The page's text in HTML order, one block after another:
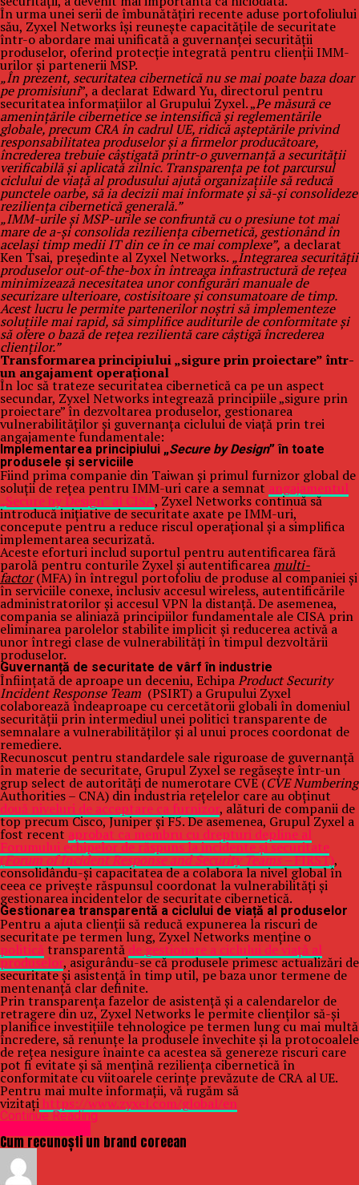
În urma unei serii de îmbunătățiri recente aduse portofoliului
său, Zyxel Networks își reunește capacitățile de securitate
într-o abordare mai unificată a guvernanței securității
produselor, oferind protecție integrată pentru clienții IMM-
urilor și partenerii MSP.
„În prezent, securitatea cibernetică nu se mai poate baza doar
pe promisiuni”, a declarat Edward Yu, directorul pentru
securitatea informațiilor al Grupului Zyxel. „Pe măsură ce
amenințările cibernetice se intensifică și reglementările
globale, precum CRA în cadrul UE, ridică așteptările privind
responsabilitatea produselor și a firmelor producătoare,
încrederea trebuie câștigată printr-o guvernanță a securității
verificabilă și aplicată zilnic. Transparența pe tot parcursul
ciclului de viață al produsului ajută organizațiile să reducă
punctele oarbe, să ia decizii mai informate și să-și consolideze
reziliența cibernetică generală.”
„IMM-urile și MSP-urile se confruntă cu o presiune tot mai
mare de a-și consolida reziliența cibernetică, gestionând în
același timp medii IT din ce în ce mai complexe”, a declarat
Ken Tsai, președinte al Zyxel Networks. „Integrarea securității
produselor out-of-the-box în întreaga infrastructură de rețea
minimizează necesitatea unor configurări manuale de
securizare ulterioare, costisitoare și consumatoare de timp.
Acest lucru le permite partenerilor noștri să implementeze
soluțiile mai rapid, să simplifice auditurile de conformitate și
să ofere o bază de rețea rezilientă care câștigă încrederea
clienților.”
Transformarea principiului „sigure prin proiectare” într-
un angajament operațional
În loc să trateze securitatea cibernetică ca pe un aspect
secundar, Zyxel Networks integrează principiile „sigure prin
proiectare” în dezvoltarea produselor, gestionarea
vulnerabilităților și guvernanța ciclului de viață prin trei
angajamente fundamentale:
Implementarea principiului „Secure by Design” în toate
produsele și serviciile
Fiind prima companie din Taiwan și primul furnizor global de
soluții de rețea pentru IMM-uri care a semnat angajamentul
„Secure by Design” al CISA, Zyxel Networks continuă să
introducă inițiative de securitate axate pe IMM-uri,
concepute pentru a reduce riscul operațional și a simplifica
implementarea securizată.
Aceste eforturi includ suportul pentru autentificarea fără
parolă pentru conturile Zyxel și autentificareamulti-
factor(MFA) în întregul portofoliu de produse al companiei și
în serviciile conexe, inclusiv accesul wireless, autentificările
administratorilor și accesul VPN la distanță. De asemenea,
compania se aliniază principiilor fundamentale ale CISA prin
eliminarea parolelor stabilite implicit și reducerea activă a
unor întregi clase de vulnerabilități în timpul dezvoltării
produselor.
Guvernanță de securitate de vârf în industrie
Înființată de aproape un deceniu, EchipaProduct Security
Incident Response Team (PSIRT) a Grupului Zyxel
colaborează îndeaproape cu cercetătorii globali în domeniul
securității prin intermediul unei politici transparente de
semnalare a vulnerabilităților și al unui proces coordonat de
remediere.
Recunoscut pentru standardele sale riguroase de guvernanță
în materie de securitate, Grupul Zyxel se regăsește într-un
grup select de autorități de numerotare CVE (CVE Numbering
Authorities – CNA) din industria rețelelor care au obținut
două niveluri de acceptare ca furnizor, alături de companii de
top precum Cisco, Juniper și F5. De asemenea, Grupul Zyxel a
fost recent aprobat ca membru cu drepturi depline al
Forumului echipelor de răspuns la incidente și securitate
(Forum of Incident Response and Security Teams –FIRST),
consolidându-și capacitatea de a colabora la nivel global în
ceea ce privește răspunsul coordonat la vulnerabilități și
gestionarea incidentelor de securitate cibernetică.
Gestionarea transparentă a ciclului de viață al produselor
Pentru a ajuta clienții să reducă expunerea la riscuri de
securitate pe termen lung, Zyxel Networks menține o
politică transparentă de gestionare a ciclului de viață al
produselor, asigurându-se că produsele primesc actualizări de
securitate și asistență în timp util, pe baza unor termene de
mentenanță clar definite.
Prin transparența fazelor de asistență și a calendarelor de
retragere din uz, Zyxel Networks le permite clienților să-și
planifice investițiile tehnologice pe termen lung cu mai multă
încredere, să renunțe la produsele învechite și la protocoalele
de rețea nesigure înainte ca acestea să genereze riscuri care
pot fi evitate și să mențină reziliența cibernetică în
conformitate cu viitoarele cerințe prevăzute de CRA al UE.
Pentru mai multe informații, vă rugăm să
vizitațihttps://www.zyxel.com/global/en
Continue Reading
Cum recunoști un brand coreean